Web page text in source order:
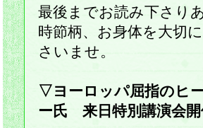
最後までお読み下さり
時節柄、お身体を大切
さいませ。
▽ヨーロッパ屈指のヒ
ー氏 来日特別講演会開